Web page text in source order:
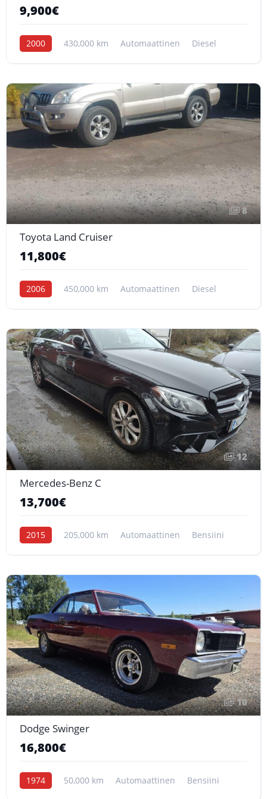
9,900€
2000 430,000 km Automaattinen Diesel
8
Toyota Land Cruiser
11,800€
2006 450,000 km Automaattinen Diesel
12
Mercedes-Benz C
13,700€
2015 205,000 km Automaattinen Bensiini
10
Dodge Swinger
16,800€
1974 50,000 km Automaattinen Bensiini